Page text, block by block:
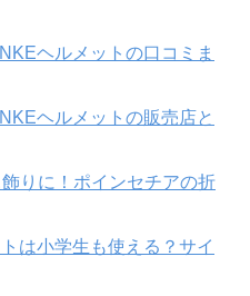
ヘルメットの口コミま
ヘルメットの販売店と
りに！ポインセチアの折
は小学生も使える？サイ